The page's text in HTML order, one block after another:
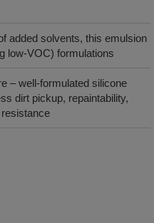
added solvents, this emulsion
low-VOC) formulations
– well-formulated silicone
dirt pickup, repaintability,